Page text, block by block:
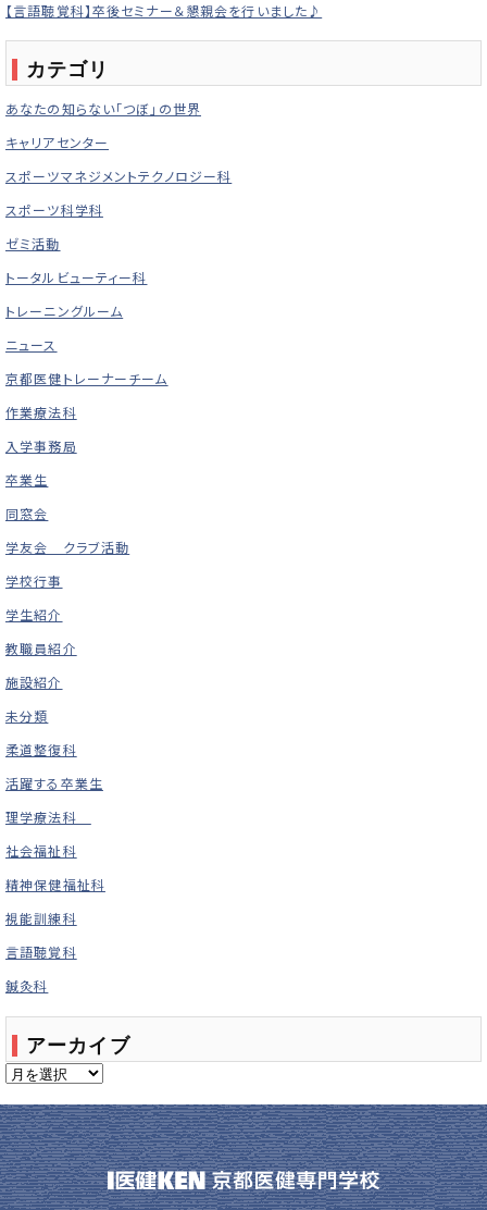
【言語聴覚科】卒後セミナー＆懇親会を行いました♪
カテゴリ
あなたの知らない「つぼ」の世界
キャリアセンター
スポーツマネジメントテクノロジー科
スポーツ科学科
ゼミ活動
トータルビューティー科
トレーニングルーム
ニュース
京都医健トレーナーチーム
作業療法科
入学事務局
卒業生
同窓会
学友会 クラブ活動
学校行事
学生紹介
教職員紹介
施設紹介
未分類
柔道整復科
活躍する卒業生
理学療法科
社会福祉科
精神保健福祉科
視能訓練科
言語聴覚科
鍼灸科
アーカイブ
ア
カ
イ
ブ